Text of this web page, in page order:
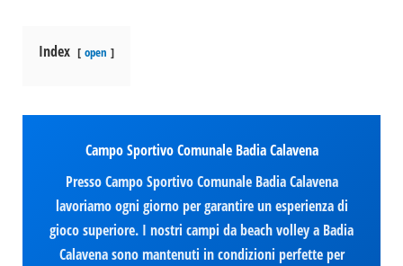
Index open
Campo Sportivo Comunale Badia Calavena
Presso Campo Sportivo Comunale Badia Calavena
lavoriamo ogni giorno per garantire un esperienza di
gioco superiore. I nostri campi da beach volley a Badia
Calavena sono mantenuti in condizioni perfette per